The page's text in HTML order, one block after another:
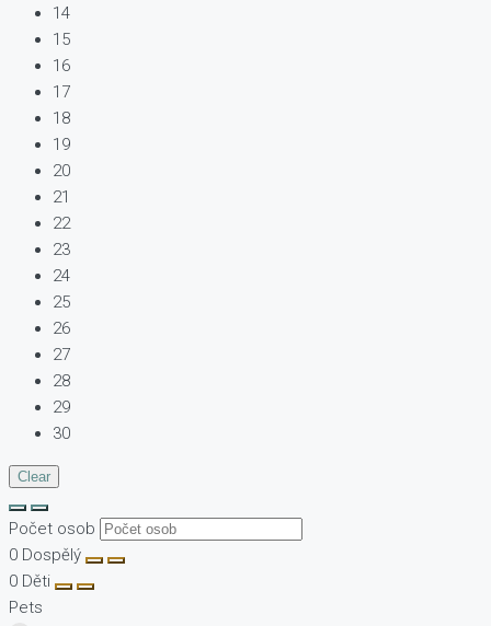
14
15
16
17
18
19
20
21
22
23
24
25
26
27
28
29
30
Clear
Počet osob
0 Dospělý
0 Děti
Pets